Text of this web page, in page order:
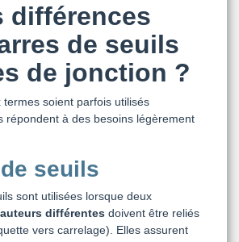
différences
de seuils
de jonction ?
termes soient parfois utilisés
répondent à des besoins légèrement
seuils
sont utilisées lorsque deux
différentes doivent être reliés
vers carrelage). Elles assurent